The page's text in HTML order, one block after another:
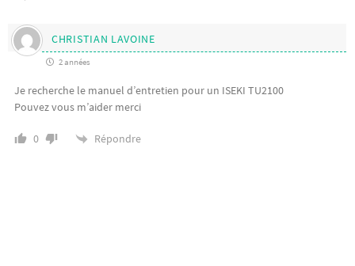
CHRISTIAN LAVOINE
2 années
Je recherche le manuel d’entretien pour un ISEKI TU2100
Pouvez vous m’aider merci
0 Répondre